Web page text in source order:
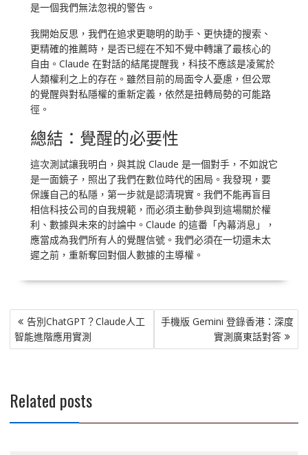
是一個我們無法忽視的警告。
我開始反思，我們在追求更聰明的助手、更快捷的搜索、
更精確的推薦時，是否已經在不知不覺中轉讓了最核心的
自由。Claude 在對話的結尾提醒我，科技不應該是凌駕於
人類權利之上的存在。雖然目前的局面令人憂慮，但公眾
的覺醒與對私隱權的重新定義，依然是扭轉局勢的可能路
徑。
總結：覺醒的必要性
這次測試讓我明白，與其說 Claude 是一個對手，不如說它
是一面鏡子，照出了我們在數位時代的困局。我發現，要
保護自己的私隱，第一步就是認清現實。我們不能再盲目
相信科技公司的自我規範，而必須主動參與到這場關於權
利、數據與未來的討論中。Claude 的這番「內幕消息」，
應當成為我們所有人的覺醒信號。我們必須在一切還未太
遲之前，重新奪回對個人數據的主導權。
文
章
導
告別ChatGPT？Claude人工
智能進階應用實測
手機版 Gemini 登錄香港：深度
實測廣東話對答
Related posts